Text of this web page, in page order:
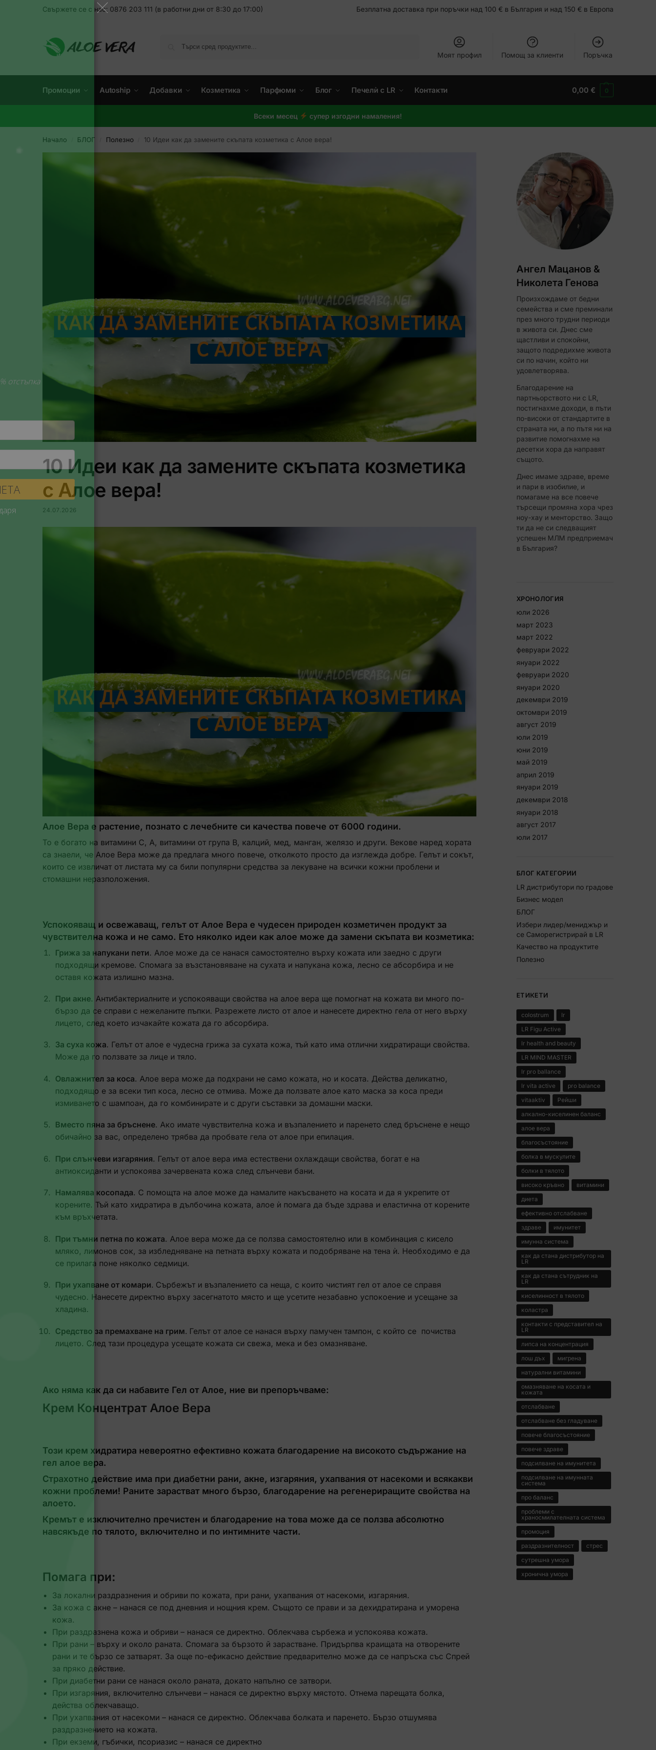
Свържете се с нас: 0876 203 111 (в работни дни от 8:30 до 17:00) Безплатна доставка при поръчки над 100 € в България и над 150 € в Европа
Моят профил Помощ за клиенти Поръчка
Промоции Autoship Добавки Козметика Парфюми Блог Печелѝ с LR Контакти 0,00€ 0
Всеки месец супер изгодни намаления!
Начало БЛОГ Полезно 10 Идеи как да замените скъпата козметика с Алое вера!
10 Идеи как да замените скъпата козметика
с Алое вера!
24.07.2026
Алое Вера е растение, познато с лечебните си качества повече от 6000 години.
То е богато на витамини С, А, витамини от група В, калций, мед, манган, желязо и други. Векове наред хората
са знаели, че Алое Вера може да предлага много повече, отколкото просто да изглежда добре. Гелът и сокът,
които се извличат от листата му са били популярни средства за лекуване на всички кожни проблени и
стомашни неразположения.
Успокояващ и освежаващ, гелът от Алое Вера е чудесен природен козметичен продукт за
чувствителна кожа и не само. Ето няколко идеи как алое може да замени скъпата ви козметика:
Грижа за напукани пети. Алое може да се нанася самостоятелно върху кожата или заедно с други
подходящи кремове. Спомага за възстановяване на сухата и напукана кожа, лесно се абсорбира и не
оставя кожата излишно мазна.
При акне. Антибактериалните и успокояващи свойства на алое вера ще помогнат на кожата ви много по-
бързо да се справи с нежеланите пъпки. Разрежете листо от алое и нанесете директно гела от него върху
лицето, след което изчакайте кожата да го абсорбира.
За суха кожа. Гелът от алое е чудесна грижа за сухата кожа, тъй като има отлични хидратиращи свойства.
Може да го ползвате за лице и тяло.
Овлажнител за коса. Алое вера може да подхрани не само кожата, но и косата. Действа деликатно,
подходящо е за всеки тип коса, лесно се отмива. Може да ползвате алое като маска за коса преди
измиването с шампоан, да го комбинирате и с други съставки за домашни маски.
Вместо пяна за бръснене. Ако имате чувствителна кожа и възпалението и паренето след бръснене е нещо
обичайно за вас, определено трябва да пробвате гела от алое при епилация.
При слънчеви изгаряния. Гелът от алое вера има естествени охлаждащи свойства, богат е на
антиоксиданти и успокоява зачервената кожа след слънчеви бани.
Намалява косопада. С помощта на алое може да намалите накъсването на косата и да я укрепите от
корените. Тъй като хидратира в дълбочина кожата, алое ѝ помага да бъде здрава и еластична от корените
към връхчетата.
При тъмни петна по кожата. Алое вера може да се ползва самостоятелно или в комбинация с кисело
мляко, лимонов сок, за избледняване на петната върху кожата и подобряване на тена ѝ. Необходимо е да
се прилага поне няколко седмици.
При ухапване от комари. Сърбежът и възпалението са неща, с които чистият гел от алое се справя
чудесно. Нанесете директно върху засегнатото място и ще усетите незабавно успокоение и усещане за
хладина.
Средство за премахване на грим. Гелът от алое се нанася върху памучен тампон, с който се почиства
лицето. След тази процедура усещате кожата си свежа, мека и без омазняване.
Ако няма как да си набавите Гел от Алое, ние ви препоръчваме:
Крем Концентрат Алое Вера
Този крем хидратира невероятно ефективно кожата благодарение на високото съдържание на
гел алое вера.
Страхотно действие има при диабетни рани, акне, изгаряния, ухапвания от насекоми и всякакви
кожни проблеми! Раните зарастват много бързо, благодарение на регенериращите свойства на
алоето.
Кремът е изключително пречистен и благодарение на това може да се ползва абсолютно
навсякъде по тялото, включително и по интимните части.
Помага при:
За локални раздразнения и обриви по кожата, при рани, ухапвания от насекоми, изгаряния.
За кожа с акне – нанася се под дневния и нощния крем. Същото се прави и за дехидратирана и уморена
кожа.
При раздразнена кожа и обриви – нанася се директно. Облекчава сърбежа и успокоява кожата.
При рани – върху и около раната. Спомага за бързото й зарастване. Придърпва краищата на отворените
рани и те бързо се затварят. За още по-ефикасно действие предварително може да се напръска със Спрей
за пряко действие.
При диабетни рани се нанася около раната, докато напълно се затвори.
При изгаряния, включително слънчеви – нанася се директно върху мястото. Отнема парещата болка,
действа облекчаващо.
При ухапвания от насекоми – нанася се директно. Облекчава болката и паренето. Бързо отшумява
раздразнението на кожата.
При eкземи, гъбички, псориазис – нанася се директно
Ангел Мацанов &
Николета Генова
Произхождаме от бедни
семейства и сме преминали
през много трудни периоди
в живота си. Днес сме
щастливи и спокойни,
защото подредихме живота
си по начин, който ни
удовлетворява.
Благодарение на
партньорството ни с LR,
постигнахме доходи, в пъти
по-високи от стандартите в
страната ни, а по пътя ни на
развитие помогнахме на
десетки хора да направят
същото.
Днес имаме здраве, време
и пари в изобилие, и
помагаме на все повече
търсещи промяна хора чрез
ноу-хау и менторство. Защо
ти да не си следващият
успешен МЛМ предприемач
в България?
ХРОНОЛОГИЯ
юли 2026
март 2023
март 2022
февруари 2022
януари 2022
февруари 2020
януари 2020
декември 2019
октомври 2019
август 2019
юли 2019
юни 2019
май 2019
април 2019
януари 2019
декември 2018
януари 2018
август 2017
юли 2017
БЛОГ КАТЕГОРИИ
LR дистрибутори по градове
Бизнес модел
БЛОГ
Избери лидер/мениджър и
се Саморегистрирай в LR
Качество на продуктите
Полезно
ЕТИКЕТИ
colostrum
lr
LR Figu Active
lr health and beauty
LR MIND MASTER
lr pro ballance
lr vita active
pro balance
vitaaktiv
Рейши
алкално-киселинен баланс
алое вера
благосъстояние
болка в мускулите
болки в тялото
високо кръвно
витамини
диета
ефективно отслабване
здраве
имунитет
имунна система
как да стана дистрибутор на
LR
как да стана сътрудник на
LR
киселинност в тялото
коластра
контакти с представител на
LR
липса на концентрация
лош дъх
мигрена
натурални витамини
омазняване на косата и
кожата
отслабване
отслабване без гладуване
повече благосъстояние
повече здраве
подсилване на имунитета
подсилване на имунната
система
про баланс
проблеми с
храносмилателната система
промоция
раздразнителност
стрес
сутрешна умора
хронична умора
ЗАВЪРТИ И СПЕЧЕЛИ!